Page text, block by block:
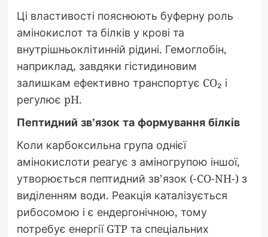
Ці властивості пояснюють буферну роль
амінокислот та білків у крові та
внутрішньоклітинній рідині. Гемоглобін,
наприклад, завдяки гістидиновим
залишкам ефективно транспортує CO₂ і
регулює pH.
Пептидний зв’язок та формування білків
Коли карбоксильна група однієї
амінокислоти реагує з аміногрупою іншої,
утворюється пептидний зв’язок (-CO-NH-) з
виділенням води. Реакція каталізується
рибосомою і є ендергонічною, тому
потребує енергії GTP та спеціальних